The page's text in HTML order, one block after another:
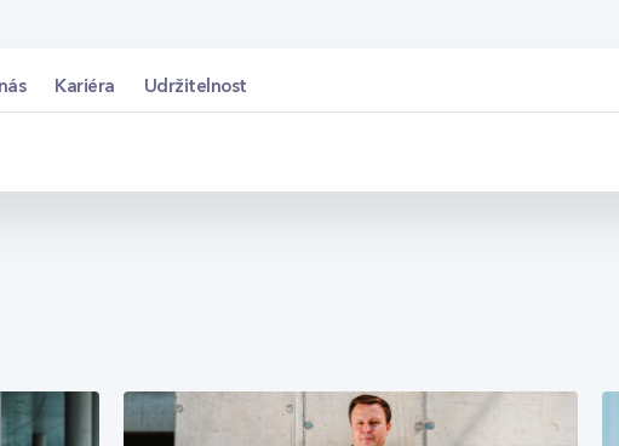
Kariéra Udržitelnost